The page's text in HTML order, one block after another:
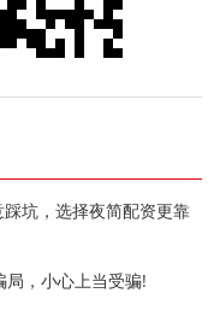
坑，选择夜简配资更靠
，小心上当受骗!